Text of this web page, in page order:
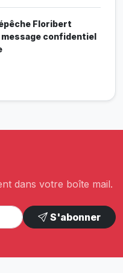
Floribert
message confidentiel
dans votre boîte mail.
S'abonner